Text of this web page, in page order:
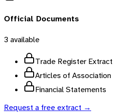
Official Documents
3 available
Trade Register Extract
Articles of Association
Financial Statements
Request a free extract →